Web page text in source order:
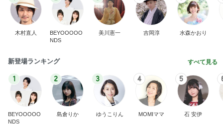
木村直人
BEYOOOOO
NDS
美川憲一 吉岡淳 水森かおり
新登場ランキング すべて見る
1
BEYOOOOO
NDS
2
島倉りか
3
ゆうこりん
4
MOMIママ
5
石 安伊